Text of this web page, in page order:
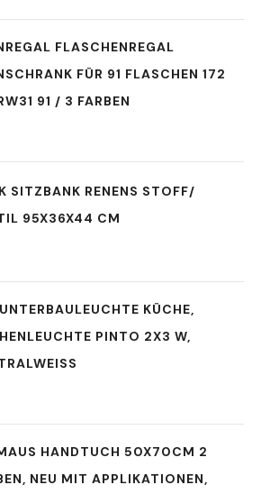
FLASCHENREGAL
FÜR 91 FLASCHEN 172
91 / 3 FARBEN
SITZBANK RENENS STOFF/
95X36X44 CM
KÜCHE,
PINTO 2X3 W,
HANDTUCH 50X70CM 2
NEU MIT APPLIKATIONEN,